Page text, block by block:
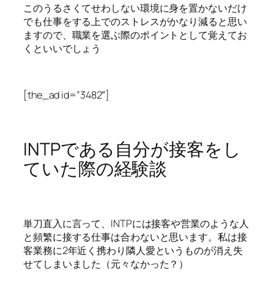
このうるさくてせわしない環境に身を置かないだけ
でも仕事をする上でのストレスがかなり減ると思い
ますので、職業を選ぶ際のポイントとして覚えてお
くといいでしょう
[the_ad id=”3482″]
INTPである自分が接客をし
ていた際の経験談
単刀直入に言って、INTPには接客や営業のような人
と頻繁に接する仕事は合わないと思います。私は接
客業務に2年近く携わり隣人愛というものが消え失
せてしまいました（元々なかった？）